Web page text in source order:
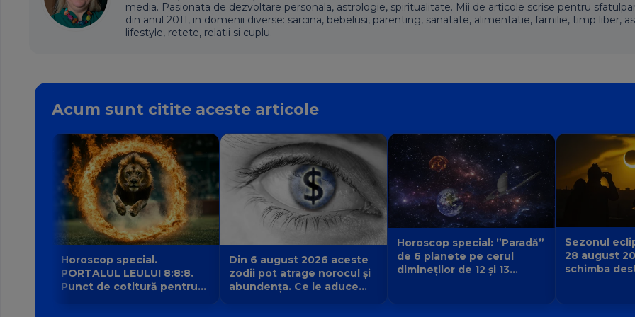
media. Pasionata de dezvoltare personala, astrologie, spiritualitate. Mii de articole scrise pentru
din anul 2011, in domenii diverse: sarcina, bebelusi, parenting, sanatate, alimentatie, familie, timp liber,
lifestyle, retete, relatii si cuplu.
Acum sunt citite aceste articole
Horoscop special.
PORTALUL LEULUI 8:8:8.
Punct de cotitură pentru
Din 6 august 2026 aceste
zodii pot atrage norocul și
abundența. Ce le aduce
Horoscop special: ”Paradă”
de 6 planete pe cerul
dimineților de 12 și 13
Sezonul
28 august
schimba